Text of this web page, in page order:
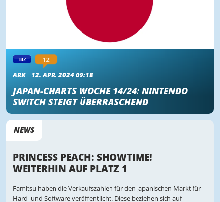
BIZ 12
ARK 12. APR. 2024 09:18
JAPAN-CHARTS WOCHE 14/24: NINTENDO
SWITCH STEIGT ÜBERRASCHEND
NEWS
PRINCESS PEACH: SHOWTIME!
WEITERHIN AUF PLATZ 1
Famitsu haben die Verkaufszahlen für den japanischen Markt für
Hard- und Software veröffentlicht. Diese beziehen sich auf